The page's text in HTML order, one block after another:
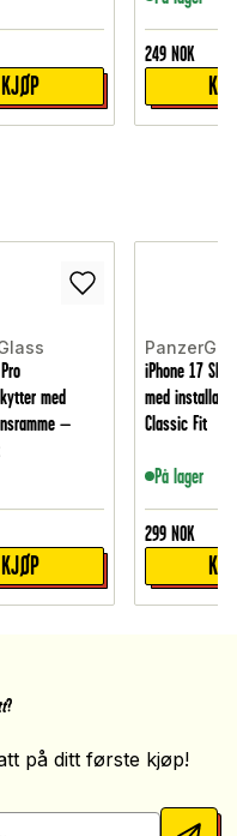
KJØP
249 NOK
med
–
KJØP
iPhone 17
med
Classic Fit
På lager
299 NOK
?
på ditt første kjøp!